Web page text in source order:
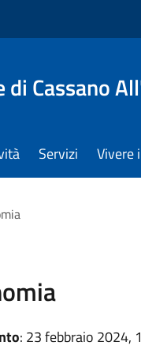
di Cassano
Servizi Vivere
: 23 febbraio 2024,